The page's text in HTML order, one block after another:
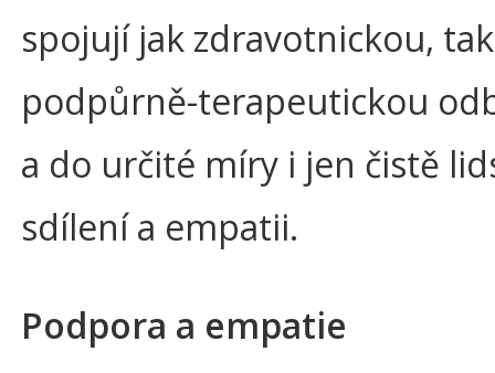
spojují jak zdravotnickou,
podpůrně-terapeutickou
a do určité míry i jen čistě
sdílení a empatii.
Podpora a empatie